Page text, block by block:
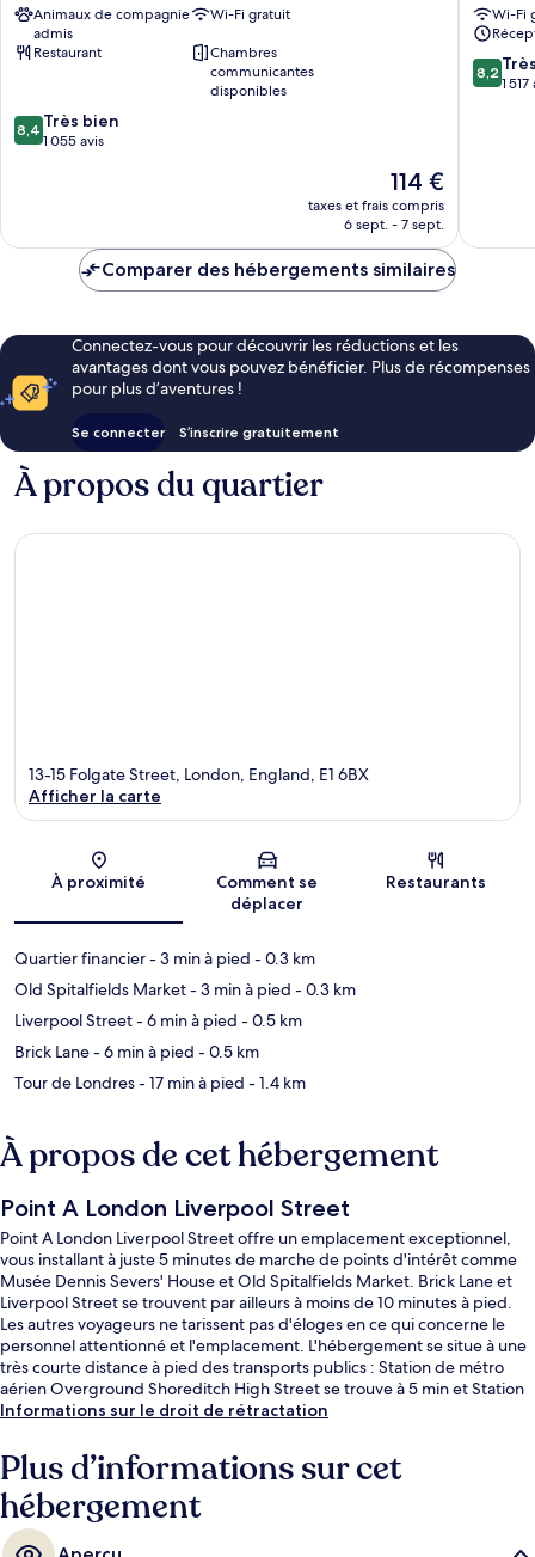
-
Shoreditch
Centre-
Londres
Animaux de compagnie
admis
Wi-Fi gratuit
Restaurant
Chambres
communicantes
disponibles
8.4
sur
8,4 Très bien
1 055 avis
Le
nouveau
prix
de
114 €
taxes et frais compris
6 sept. - 7 sept.
Centre-
ville
de
Wi-Fi
8.2
sur
8,2
1 517
Comparer des hébergements similaires
Connectez-vous pour découvrir les réductions et les
avantages dont vous pouvez bénéficier. Plus de récompenses
pour plus d’aventures !
Se connecter S’inscrire gratuitement
À propos du quartier
Carte
13-15 Folgate Street, London, England, E1 6BX
Afficher la carte
À proximité
Comment se
déplacer
Restaurants
Quartier financier- 3 min à pied - 0.3 km
Old Spitalfields Market- 3 min à pied - 0.3 km
Liverpool Street- 6 min à pied - 0.5 km
Brick Lane- 6 min à pied - 0.5 km
Tour de Londres- 17 min à pied - 1.4 km
À propos de cet hébergement
Point A London Liverpool Street
Point A London Liverpool Street offre un emplacement exceptionnel,
vous installant à juste 5 minutes de marche de points d'intérêt comme
Musée Dennis Severs' House et Old Spitalfields Market. Brick Lane et
Liverpool Street se trouvent par ailleurs à moins de 10 minutes à pied.
Les autres voyageurs ne tarissent pas d'éloges en ce qui concerne le
personnel attentionné et l'emplacement. L'hébergement se situe à une
très courte distance à pied des transports publics : Station de métro
aérien Overground Shoreditch High Street se trouve à 5 min et Station
de métro Liverpool Street, à 8 min.
Informations sur le droit de rétractation
Plus d’informations sur cet
hébergement